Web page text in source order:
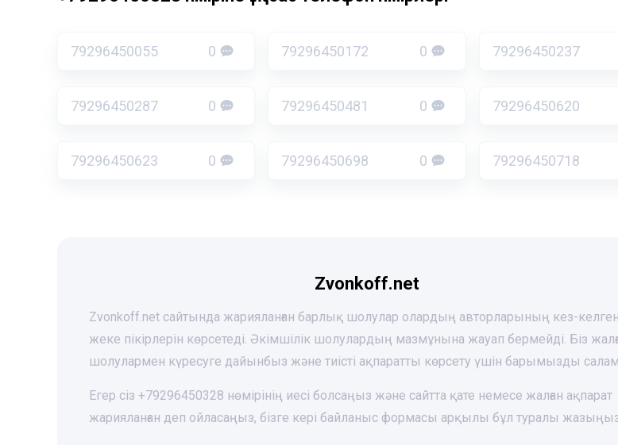
79296450055 0 79296450172 0 79296450237
79296450287 0 79296450481 0 79296450620
79296450623 0 79296450698 0 79296450718
Zvonkoff.net
Zvonkoff.net сайтында жарияланған барлық шолулар олардың авторларының кез-келген
жеке пікірлерін көрсетеді. Әкімшілік шолулардың мазмұнына жауап бермейді. Біз
шолулармен күресуге дайынбыз және тиісті ақпаратты көрсету үшін барымызды
Егер сіз +79296450328 нөмірінің иесі болсаңыз және сайтта қате немесе жалған ақпарат
жарияланған деп ойласаңыз, бізге кері байланыс формасы арқылы бұл туралы